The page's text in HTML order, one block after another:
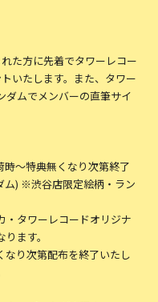
た方に先着でタワーレコー
いたします。また、タワー
ダムでメンバーの直筆サイ
時～特典無くなり次第終了
ム) ※渋谷店限定絵柄・ラン
タワーレコードオリジナ
ます。
り次第配布を終了いたし